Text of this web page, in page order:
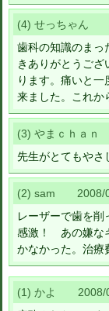
(4) せっちゃん
歯科の知識のまっ
きありがとうご
ります。痛いと
来ました。これか
(3) やまｃｈａ
先生がとてもやさ
(2) sam 2008/
レーザーで歯を
感激！ あの嫌な
かなかった。治療
(1) かよ 2008/